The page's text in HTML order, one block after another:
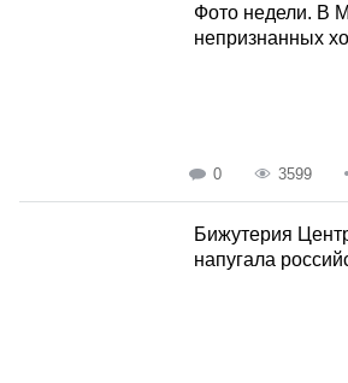
Фото недели. В
непризнанных
0 3599
Бижутерия
напугала